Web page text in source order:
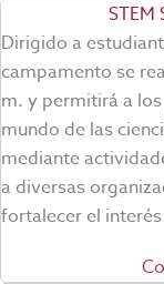
Dirigido a
campamento se
m. y permitirá a
mundo de las
mediante
a diversas
fortalecer el